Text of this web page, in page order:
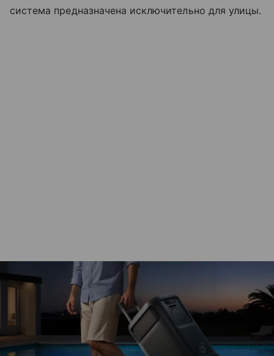
система предназначена исключительно для улицы.